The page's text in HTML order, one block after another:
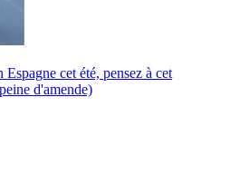
cet été, pensez à cet
d'amende)